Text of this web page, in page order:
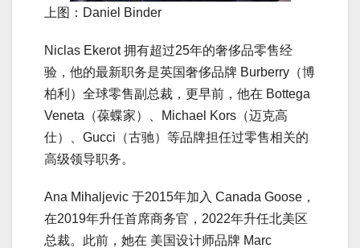
上图：Daniel Binder
Niclas Ekerot 拥有超过25年的奢侈品零售经
验，他的最新职务是英国奢侈品牌 Burberry（博
柏利）全球零售副总裁，更早前，他在 Bottega
Veneta（葆蝶家）、Michael Kors（迈克高
仕）、Gucci（古驰）等品牌担任过零售相关的
高级领导职务。
Ana Mihaljevic 于2015年加入 Canada Goose，
在2019年升任首席商务官，2022年升任北美区
总裁。此前，她在 美国设计师品牌 Marc